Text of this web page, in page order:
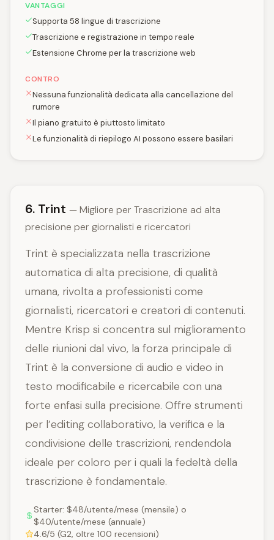
VANTAGGI
Supporta 58 lingue di trascrizione
Trascrizione e registrazione in tempo reale
Estensione Chrome per la trascrizione web
CONTRO
Nessuna funzionalità dedicata alla cancellazione del
rumore
Il piano gratuito è piuttosto limitato
Le funzionalità di riepilogo AI possono essere basilari
6. Trint — Migliore per Trascrizione ad alta
precisione per giornalisti e ricercatori
Trint è specializzata nella trascrizione
automatica di alta precisione, di qualità
umana, rivolta a professionisti come
giornalisti, ricercatori e creatori di contenuti.
Mentre Krisp si concentra sul miglioramento
delle riunioni dal vivo, la forza principale di
Trint è la conversione di audio e video in
testo modificabile e ricercabile con una
forte enfasi sulla precisione. Offre strumenti
per l’editing collaborativo, la verifica e la
condivisione delle trascrizioni, rendendola
ideale per coloro per i quali la fedeltà della
trascrizione è fondamentale.
Starter: $48/utente/mese (mensile) o
$40/utente/mese (annuale)
4.6/5 (G2, oltre 100 recensioni)